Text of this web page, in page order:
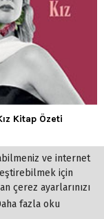
Kitap Özeti
ve internet
için
çerez ayarlarınızı
fazla oku